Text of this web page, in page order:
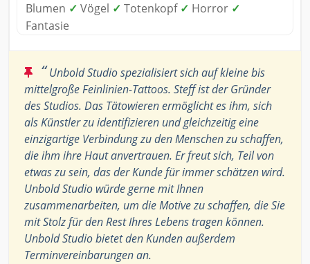
Blumen ✓ Vögel ✓ Totenkopf ✓ Horror ✓
Fantasie
“Unbold Studio spezialisiert sich auf kleine bis
mittelgroße Feinlinien-Tattoos. Steff ist der Gründer
des Studios. Das Tätowieren ermöglicht es ihm, sich
als Künstler zu identifizieren und gleichzeitig eine
einzigartige Verbindung zu den Menschen zu schaffen,
die ihm ihre Haut anvertrauen. Er freut sich, Teil von
etwas zu sein, das der Kunde für immer schätzen wird.
Unbold Studio würde gerne mit Ihnen
zusammenarbeiten, um die Motive zu schaffen, die Sie
mit Stolz für den Rest Ihres Lebens tragen können.
Unbold Studio bietet den Kunden außerdem
Terminvereinbarungen an.